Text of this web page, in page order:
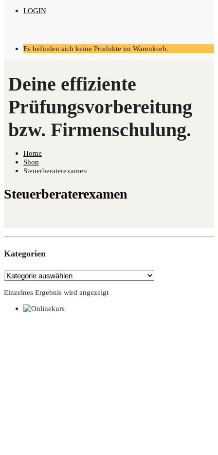
LOGIN
Es befinden sich keine Produkte im Warenkorb.
Home
Shop
Steuerberaterexamen
Steuerberaterexamen
Kate­go­rien
Einzelnes Ergebnis wird angezeigt